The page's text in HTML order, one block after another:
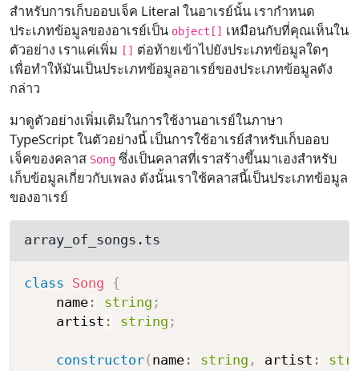
สำหรับการเก็บออบเจ็ค Literal ในอาเรย์นั้น เรากำหนด
ประเภทข้อมูลของอาเรย์เป็น object[] เหมือนกับที่คุณเห็นใน
ตัวอย่าง เราแค่เพิ่ม [] ต่อท้ายเข้าไปยังประเภทข้อมูลใดๆ
เพื่อทำให้มันเป็นประเภทข้อมูลอาเรย์ของประเภทข้อมูลดัง
กล่าว
มาดูตัวอย่างเพิ่มเติมในการใช้งานอาเรย์ในภาษา
TypeScript ในตัวอย่างนี้ เป็นการใช้อาเรย์สำหรับเก็บออบ
เจ็คของคลาส Song ซึ่งเป็นคลาสที่เราสร้างขึ้นมาเองสำหรับ
เก็บข้อมูลเกี่ยวกับเพลง ดังนั้นเราใช้คลาสนี้เป็นประเภทข้อมูล
ของอาเรย์
array_of_songs.ts
class Song
{
    name
: string ;
    artist
: string ;
constructor( name: string , artist :